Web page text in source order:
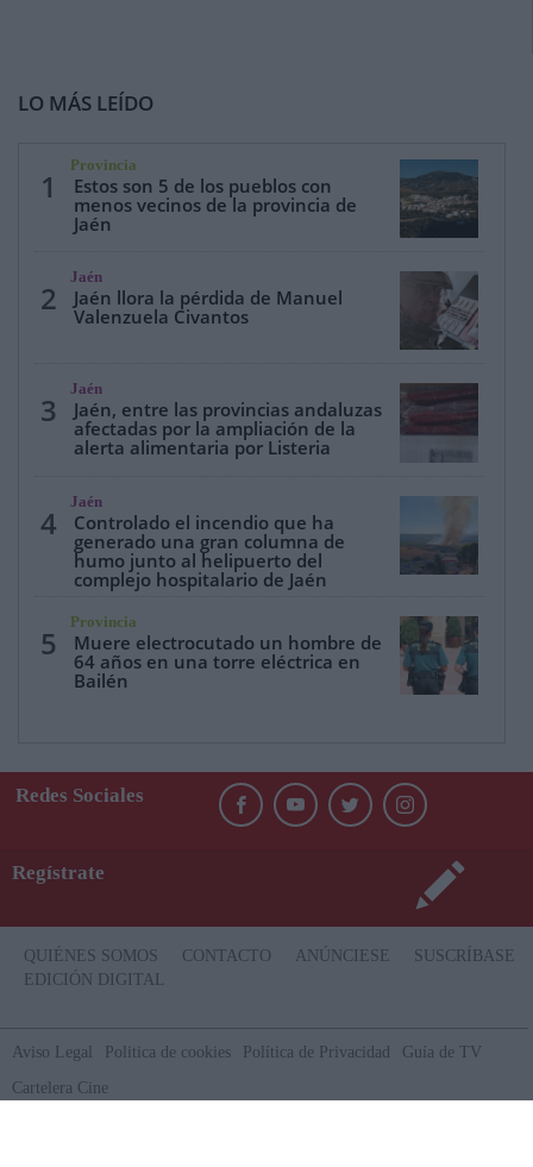
LO MÁS LEÍDO
1
Provincia
Estos son 5 de los pueblos con
menos vecinos de la provincia de
Jaén
2
Jaén
Jaén llora la pérdida de Manuel
Valenzuela Civantos
3
Jaén
Jaén, entre las provincias andaluzas
afectadas por la ampliación de la
alerta alimentaria por Listeria
4
Jaén
Controlado el incendio que ha
generado una gran columna de
humo junto al helipuerto del
complejo hospitalario de Jaén
5
Provincia
Muere electrocutado un hombre de
64 años en una torre eléctrica en
Bailén
Redes Sociales
Regístrate
QUIÉNES SOMOS CONTACTO ANÚNCIESE
SUSCRÍBASE
EDICIÓN DIGITAL
Aviso Legal Politica de cookies Política de Privacidad
Guía de TV
Cartelera Cine